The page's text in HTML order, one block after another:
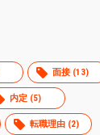
面接 (13)
内定 (5)
転職理由 (2)